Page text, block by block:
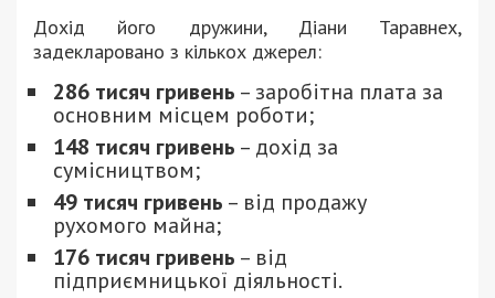
Дохід його дружини, Діани Таравнех,
задекларовано з кількох джерел:
286 тисяч гривень – заробітна плата за
основним місцем роботи;
148 тисяч гривень – дохід за
сумісництвом;
49 тисяч гривень – від продажу
рухомого майна;
176 тисяч гривень – від
підприємницької діяльності.